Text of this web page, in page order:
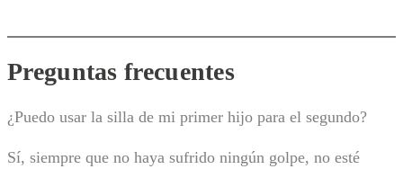
Preguntas frecuentes
¿Puedo usar la silla de mi primer hijo para el segundo?
Sí, siempre que no haya sufrido ningún golpe, no esté